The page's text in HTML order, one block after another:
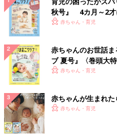
秋号』 4カ月～2才
いっぱい！
赤ちゃん・育児
赤ちゃんのお世話
ブ 夏号』〈巻頭大
く！ おっぱい・ミ
赤ちゃん・育児
赤ちゃんが生まれた
赤ちゃん・育児